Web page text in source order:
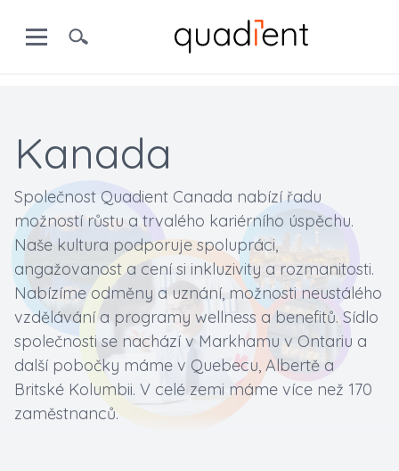
Kanada
Společnost Quadient Canada nabízí řadu
možností růstu a trvalého kariérního úspěchu.
Naše kultura podporuje spolupráci,
angažovanost a cení si inkluzivity a rozmanitosti.
Nabízíme odměny a uznání, možnosti neustálého
vzdělávání a programy wellness a benefitů. Sídlo
společnosti se nachází v Markhamu v Ontariu a
další pobočky máme v Quebecu, Albertě a
Britské Kolumbii. V celé zemi máme více než 170
zaměstnanců.